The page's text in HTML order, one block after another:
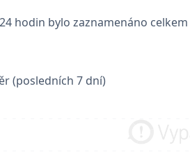
hodin bylo zaznamenáno celkem
(posledních 7 dní)